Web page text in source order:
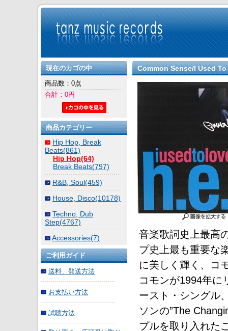
Common Sense/I Used
音楽歌詞史上最高
プ史上最も重要な
に美しく輝く、コ
コモンが1994年に
ースト・シングル
ソンの”The
プルを取り入れた
現在のカゴの中
商品数：0点
合計：0円
商品カテゴリー
Hip Hop, Break
Beats(861)
Hip Hop(64)
Break Beats(797)
R&B, Soul(459)
House, Disco(10178)
Techno, Dub
Step(4767)
Accessories(7)
ご利用ガイド
送料、発送方法
お支払い方法
試聴方法